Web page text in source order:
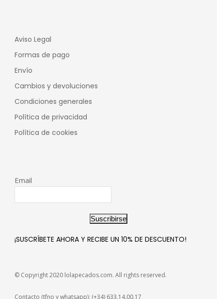
Aviso Legal
Formas de pago
Envío
Cambios y devoluciones
Condiciones generales
Política de privacidad
Política de cookies
Email
Suscribirse
¡SUSCRÍBETE AHORA Y RECIBE UN 10% DE DESCUENTO!
© Copyright 2020 lolapecados.com. All rights reserved.
Contacto (tfno y whatsapp): (+34) 633.14.00.17